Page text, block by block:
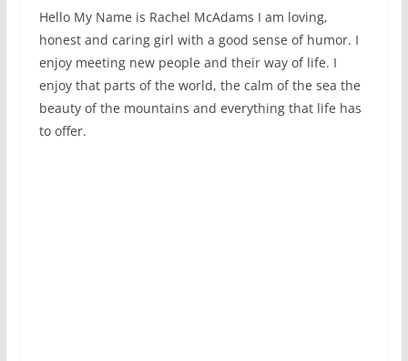
Hello My Name is Rachel McAdams I am loving,
honest and caring girl with a good sense of humor. I
enjoy meeting new people and their way of life. I
enjoy that parts of the world, the calm of the sea the
beauty of the mountains and everything that life has
to offer.